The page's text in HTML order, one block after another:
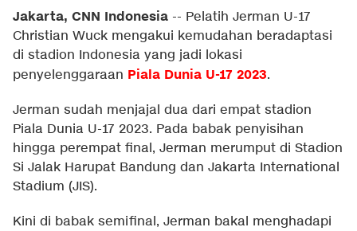
Jakarta, CNN Indonesia -- Pelatih Jerman U-17
Christian Wuck mengakui kemudahan beradaptasi
di stadion Indonesia yang jadi lokasi
penyelenggaraan Piala Dunia U-17 2023.
Jerman sudah menjajal dua dari empat stadion
Piala Dunia U-17 2023. Pada babak penyisihan
hingga perempat final, Jerman merumput di Stadion
Si Jalak Harupat Bandung dan Jakarta International
Stadium (JIS).
Kini di babak semifinal, Jerman bakal menghadapi